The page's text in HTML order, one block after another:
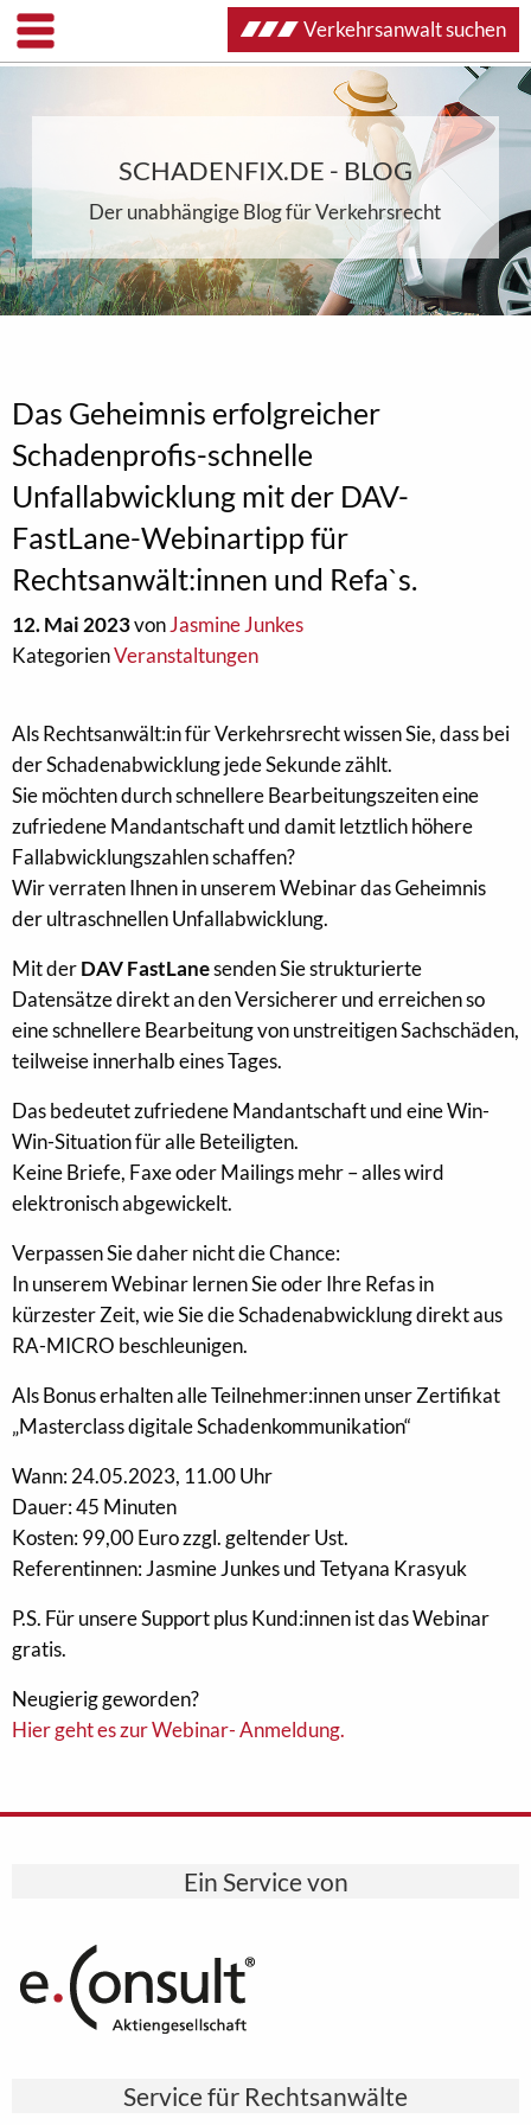
SCHADENFIX.DE - BLOG
Der unabhängige Blog für Verkehrsrecht
Das Geheimnis erfolgreicher
Schadenprofis-schnelle
Unfallabwicklung mit der DAV-
FastLane-Webinartipp für
Rechtsanwält:innen und Refa`s.
12. Mai 2023vonJasmine Junkes
KategorienVeranstaltungen
Als Rechtsanwält:in für Verkehrsrecht wissen Sie, dass bei
der Schadenabwicklung jede Sekunde zählt.
Sie möchten durch schnellere Bearbeitungszeiten eine
zufriedene Mandantschaft und damit letztlich höhere
Fallabwicklungszahlen schaffen?
Wir verraten Ihnen in unserem Webinar das Geheimnis
der ultraschnellen Unfallabwicklung.
Mit derDAV FastLanesenden Sie strukturierte
Datensätze direkt an den Versicherer und erreichen so
eine schnellere Bearbeitung von unstreitigen Sachschäden,
teilweise innerhalb eines Tages.
Das bedeutet zufriedene Mandantschaft und eine Win-
Win-Situation für alle Beteiligten.
Keine Briefe, Faxe oder Mailings mehr – alles wird
elektronisch abgewickelt.
Verpassen Sie daher nicht die Chance:
In unserem Webinar lernen Sie oder Ihre Refas in
kürzester Zeit, wie Sie die Schadenabwicklung direkt aus
RA-MICRO beschleunigen.
Als Bonus erhalten alle Teilnehmer:innen unser Zertifikat
„Masterclass digitale Schadenkommunikation“
Wann: 24.05.2023, 11.00 Uhr
Dauer: 45 Minuten
Kosten: 99,00 Euro zzgl. geltender Ust.
Referentinnen: Jasmine Junkes und Tetyana Krasyuk
P.S. Für unsere Support plus Kund:innen ist das Webinar
gratis.
Neugierig geworden?
Hier geht es zur Webinar- Anmeldung.
Ein Service von
Service für Rechtsanwälte
Verkehrsanwalt suchen